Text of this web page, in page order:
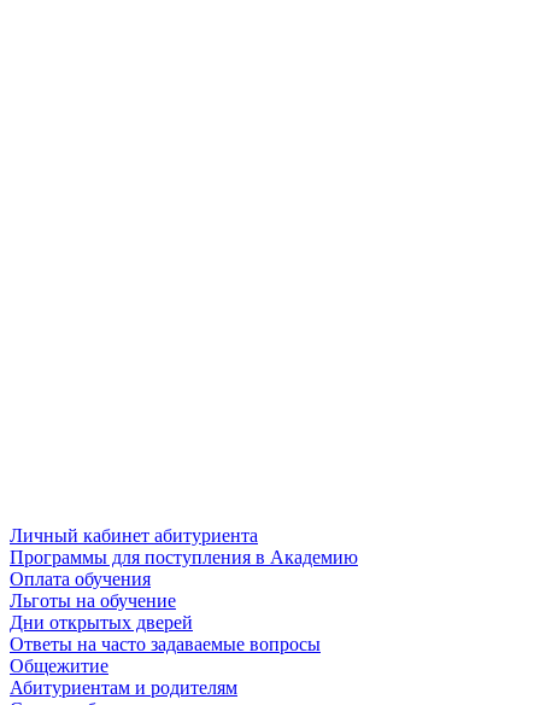
Личный кабинет абитуриента
Программы для поступления в Академию
Оплата обучения
Льготы на обучение
Дни открытых дверей
Ответы на часто задаваемые вопросы
Общежитие
Абитуриентам и родителям